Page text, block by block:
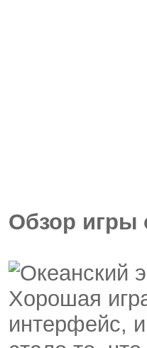
Обзор игры
Хорошая
интерфейс,